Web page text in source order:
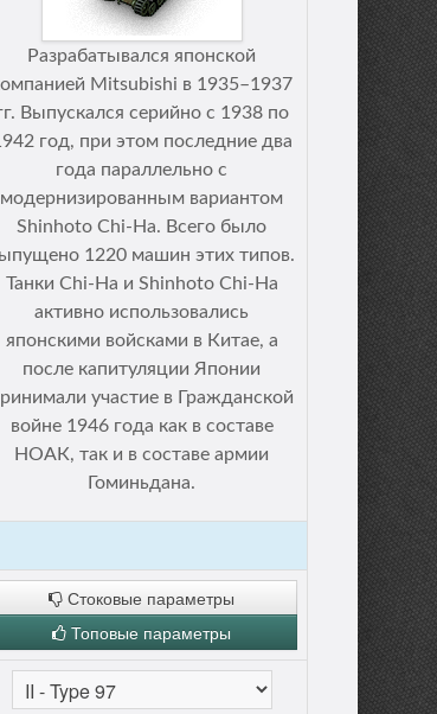
Разрабатывался японской
Mitsubishi в 1935–1937
Выпускался серийно с 1938 по
год, при этом последние два
года параллельно с
модернизированным вариантом
Shinhoto Chi-Ha. Всего было
1220 машин этих типов.
Танки Chi-Ha и Shinhoto Chi-Ha
активно использовались
японскими войсками в Китае, а
после капитуляции Японии
участие в Гражданской
войне 1946 года как в составе
НОАК, так и в составе армии
Гоминьдана.
Стоковые параметры
Топовые параметры